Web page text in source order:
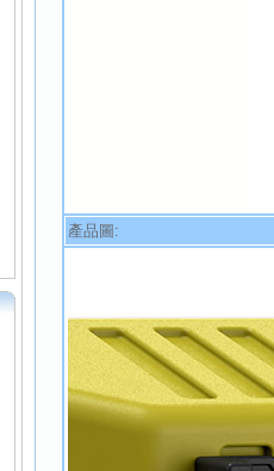
產品圖: